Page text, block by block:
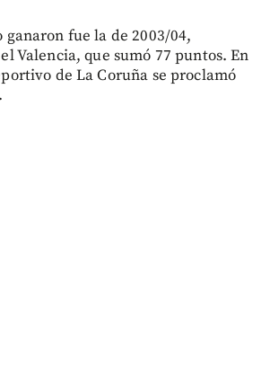
fue la de 2003/04,
Valencia, que sumó 77 puntos. En
de La Coruña se proclamó